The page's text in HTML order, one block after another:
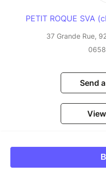
PETIT ROQUE SVA
37 Grande Rue,
Send